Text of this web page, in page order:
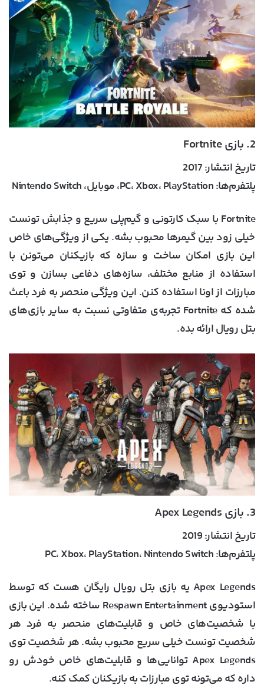
2. بازی Fortnite
تاریخ انتشار:
پلتفرم‌ها:
Fortnite با سبک کارتونی و گیم‌پلی سریع و جذابش تونست
خیلی زود بین گیمرها محبوب بشه. یکی از ویژگی‌های خاص
این بازی امکان ساخت و سازه که بازیکنان می‌تونن با
استفاده از منابع مختلف، سازه‌های دفاعی بسازن و توی
مبارزات از اونا استفاده کنن. این ویژگی منحصر به فرد باعث
شده که Fortnite تجربه‌ی متفاوتی نسبت به سایر بازی‌های
بتل رویال ارائه بده.
3. بازی Apex Legends
تاریخ انتشار:
پلتفرم‌ها:
Apex Legends یه بازی بتل رویال رایگان هست که توسط
استودیوی Respawn Entertainment ساخته شده. این بازی
با شخصیت‌های خاص و قابلیت‌های منحصر به فرد هر
شخصیت تونست خیلی سریع محبوب بشه. هر شخصیت توی
Apex Legends توانایی‌ها و قابلیت‌های خاص خودش رو
داره که می‌تونه توی مبارزات به بازیکنان کمک کنه.